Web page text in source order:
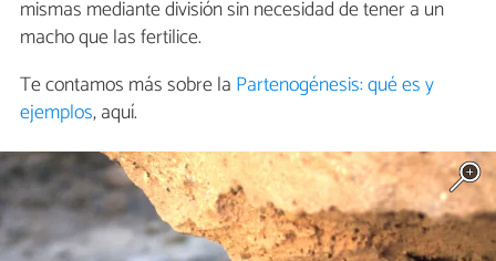
mismas mediante división sin necesidad de tener a un
macho que las fertilice.
Te contamos más sobre la Partenogénesis: qué es y
ejemplos, aquí.